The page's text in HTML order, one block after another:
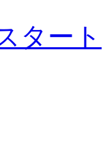
タート